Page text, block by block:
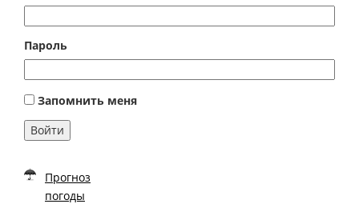
Пароль
Запомнить меня
Войти
Прогноз
погоды